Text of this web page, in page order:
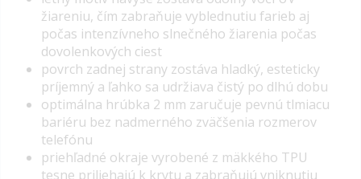
žiareniu, čím zabraňuje vyblednutiu farieb aj
počas intenzívneho slnečného žiarenia počas
dovolenkových ciest
povrch zadnej strany zostáva hladký, esteticky
príjemný a ľahko sa udržiava čistý po dlhú dobu
optimálna hrúbka 2 mm zaručuje pevnú tlmiacu
bariéru bez nadmerného zväčšenia rozmerov
telefónu
priehľadné okraje vyrobené z mäkkého TPU
tesne priliehajú k krytu a zabraňujú vniknutiu